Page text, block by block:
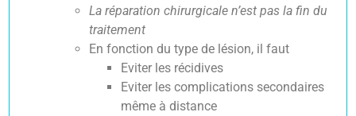
La réparation chirurgicale n’est pas la fin du
traitement
En fonction du type de lésion, il faut
Eviter les récidives
Eviter les complications secondaires
même à distance